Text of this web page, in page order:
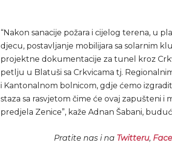
“Nakon sanacije požara i cijelog terena, u
djecu, postavljanje mobilijara sa solarnim
projektne dokumentacije za tunel kroz
petlju u Blatuši sa Crkvicama tj.
i Kantonalnom bolnicom, gdje ćemo
staza sa rasvjetom čime će ovaj zapušteni i
predjela Zenice”, kaže Adnan Šabani,
Pratite nas i na Twitteru,